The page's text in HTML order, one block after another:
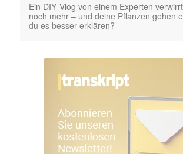
Ein DIY‑Vlog von einem Experten
noch mehr – und deine Pflanzen gehen
du es besser erklären?